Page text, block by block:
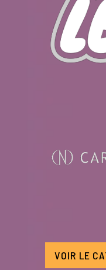
VOIR LE